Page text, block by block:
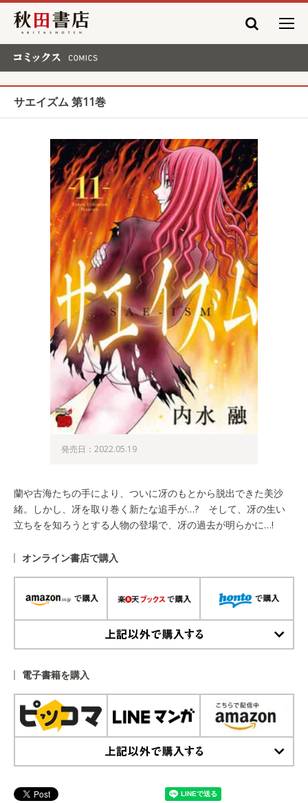
秋田書店
サエイズム 第11巻
発売日：2022.05.19
蘭や古海たちの手により、ついに冴のもとから脱出できた美沙
緒。しかし、冴を取り巻く新たな追手が…? そして、冴の生い
立ちをを知ろうとする人物の登場で、冴の過去が明らかに…!
オンライン書店で購入
電子書籍を購入